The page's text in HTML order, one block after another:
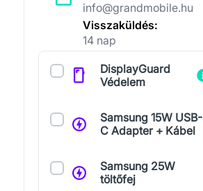
info@grandmobile.hu
Visszaküldés:
14 nap
Kiegészítők
DisplayGuard
Védelem
Samsung 15W USB-
C Adapter + Kábel
Samsung 25W
töltőfej